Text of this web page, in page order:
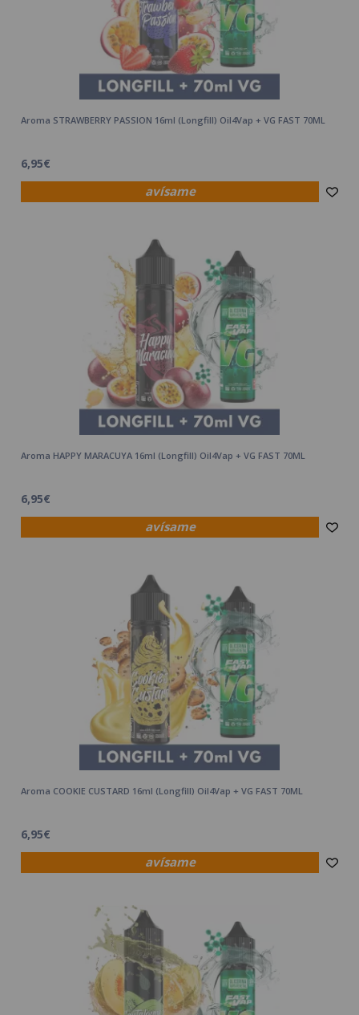
avísame
Aroma STRAWBERRY PASSION 16ml (Longfill) Oil4Vap + VG FAST 70ML
6,95€
avísame
Aroma HAPPY MARACUYA 16ml (Longfill) Oil4Vap + VG FAST 70ML
6,95€
avísame
Aroma COOKIE CUSTARD 16ml (Longfill) Oil4Vap + VG FAST 70ML
6,95€